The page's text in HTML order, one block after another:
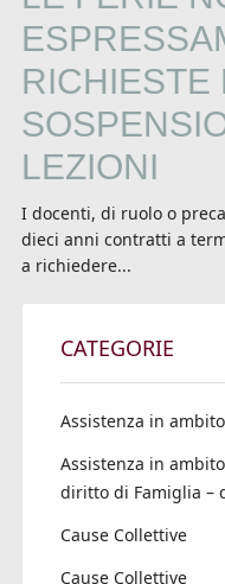
RICHIESTE
LEZIONI
I docenti, di ruolo o
dieci anni contratti a
a richiedere...
CATEGORIE
Assistenza in
Assistenza in
diritto di Famiglia –
Cause Collettive
Cause Collettive